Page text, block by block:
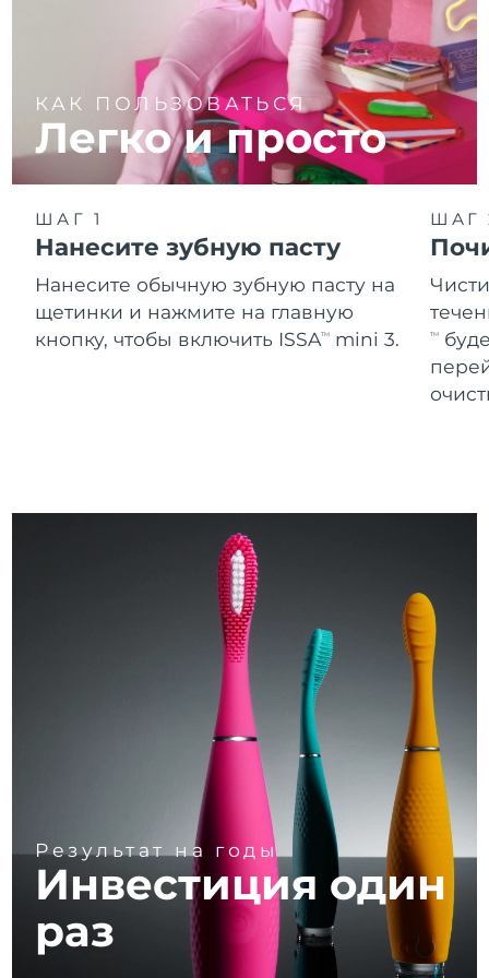
КАК ПОЛЬЗОВАТЬСЯ
Легко и просто
ШАГ 1
Нанесите зубную пасту
Нанесите обычную зубную пасту на
щетинки и нажмите на главную
кнопку, чтобы включить ISSATM mini 3.
ШАГ
TM
Результат на годы
Инвестиция один
раз